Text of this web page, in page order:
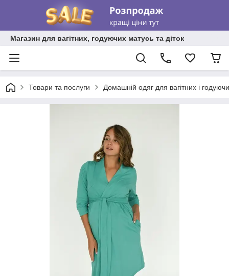
Магазин для вагітних, годуючих матусь та діток
Товари та послуги Домашній одяг для вагітних і